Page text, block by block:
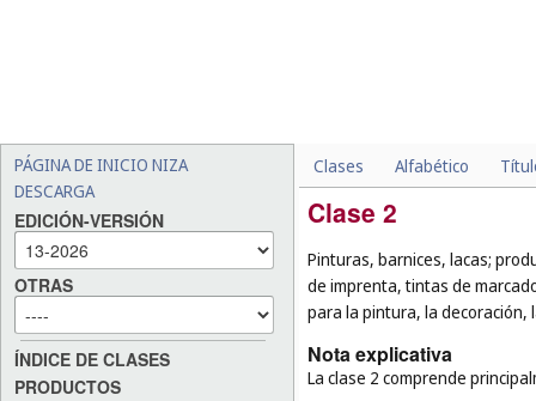
PÁGINA DE INICIO NIZA
DESCARGA
EDICIÓN-VERSIÓN
OTRAS
ÍNDICE DE CLASES
PRODUCTOS
Clases Alfabético
Clase 2
Pinturas, barnices, lacas;
de imprenta, tintas de
para la pintura, la
Nota explicativa
La clase 2 comprende